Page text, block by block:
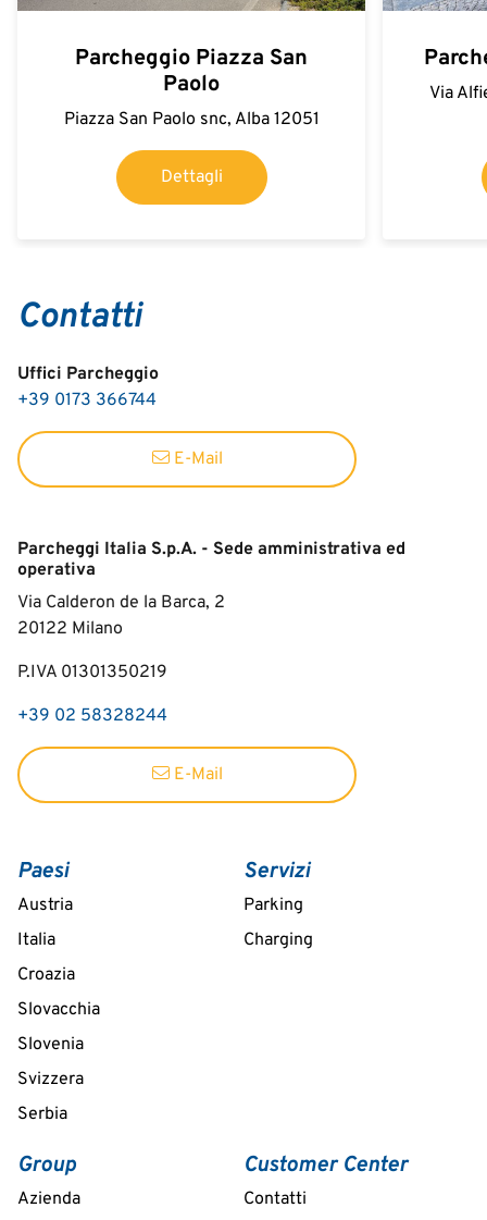
Parcheggio Piazza San
Paolo
Piazza San Paolo snc, Alba 12051
Dettagli
Via
Contatti
Uffici Parcheggio
+39 0173 366744
E-Mail
Parcheggi Italia S.p.A. - Sede amministrativa ed
operativa
Via Calderon de la Barca, 2
20122 Milano
P.IVA 01301350219
+39 02 58328244
E-Mail
Paesi
Austria
Italia
Croazia
Slovacchia
Slovenia
Svizzera
Serbia
Servizi
Parking
Charging
Group
Azienda
Customer Center
Contatti